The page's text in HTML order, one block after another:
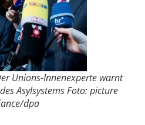
Unions-Innenexperte warnt
Asylsystems Foto: picture
dpa